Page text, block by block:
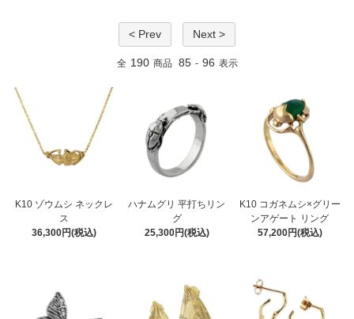
< Prev Next >
全 190 商品 85 - 96 表示
K10 ゾウムシ ネックレ
ス
36,300円(税込)
ハナムグリ 平打ちリン
グ
25,300円(税込)
K10 コガネムシ×グリー
ンアゲート リング
57,200円(税込)